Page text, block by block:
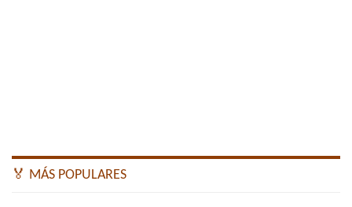
🏅 MÁS POPULARES